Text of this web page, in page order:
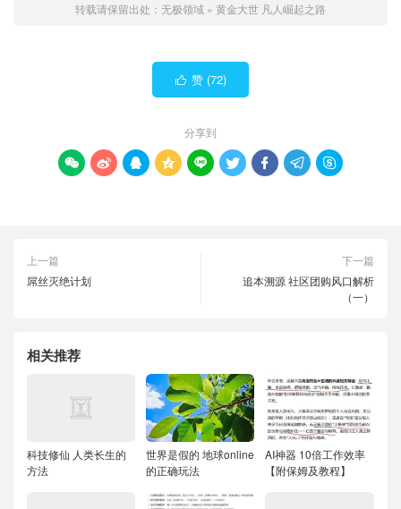
转载请保留出处： 无极领域 » 黄金大世 凡人崛起之路
 赞 (72)
分享到
        
上一篇
屌丝灭绝计划
下一篇
追本溯源 社区团购风口解析
（一）
相关推荐
科技修仙 人类长生的
方法
世界是假的 地球online
的正确玩法
AI神器 10倍工作效率
【附保姆及教程】